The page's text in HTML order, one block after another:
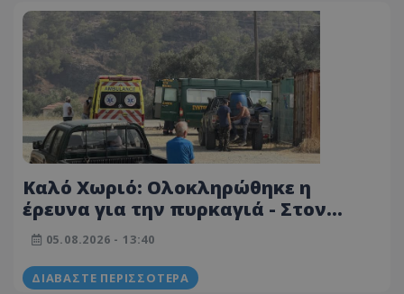
Καλό Χωριό: Ολοκληρώθηκε η
έρευνα για την πυρκαγιά - Στον
Αρχηγό της ΕΦ το πόρισμα
05.08.2026 - 13:40
ΔΙΑΒΆΣΤΕ ΠΕΡΙΣΣΌΤΕΡΑ